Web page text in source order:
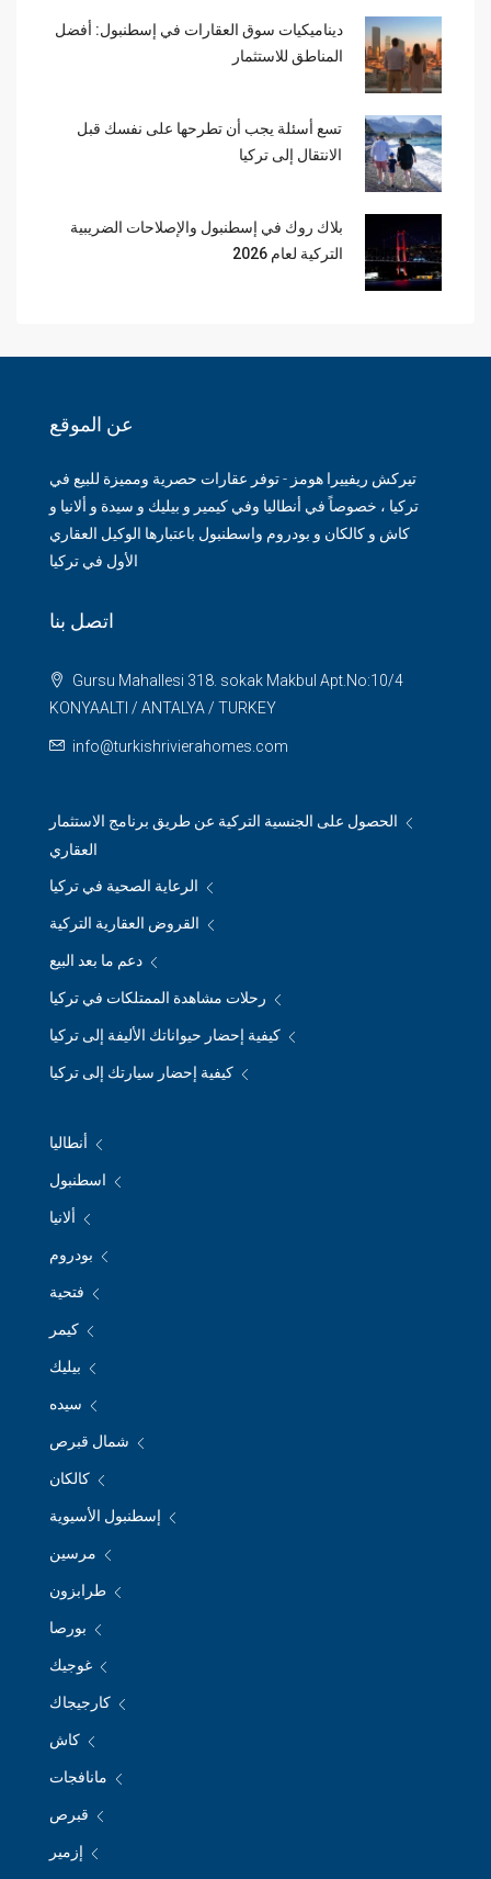
ديناميكيات سوق العقارات في إسطنبول: أفضل
المناطق للاستثمار
تسع أسئلة يجب أن تطرحها على نفسك قبل
الانتقال إلى تركيا
بلاك روك في إسطنبول والإصلاحات الضريبية
التركية لعام 2026
عن الموقع
تيركش ريفييرا هومز - توفر عقارات حصرية ومميزة للبيع في
تركيا ، خصوصاً في أنطاليا وفي كيمير و بيليك و سيدة و ألانيا و
كاش و كالكان و بودروم واسطنبول باعتبارها الوكيل العقاري
الأول في تركيا
اتصل بنا
Gursu Mahallesi 318. sokak Makbul Apt.No:10/4
KONYAALTI / ANTALYA / TURKEY
info@turkishrivierahomes.com
الحصول على الجنسية التركية عن طريق برنامج الاستثمار
العقاري
الرعاية الصحية في تركيا
القروض العقارية التركية
دعم ما بعد البيع
رحلات مشاهدة الممتلكات في تركيا
كيفية إحضار حيواناتك الأليفة إلى تركيا
كيفية إحضار سيارتك إلى تركيا
أنطاليا
اسطنبول
ألانيا
بودروم
فتحية
كيمر
بيليك
سيده
شمال قبرص
كالكان
إسطنبول الأسيوية
مرسين
طرابزون
بورصا
غوجيك
كارجيجاك
كاش
مانافجات
قبرص
إزمير